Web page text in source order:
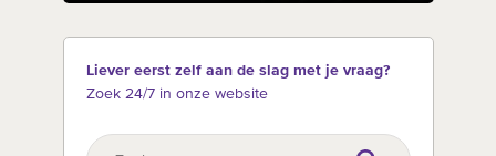
Liever eerst zelf aan de slag met je vraag?
Zoek 24/7 in onze website